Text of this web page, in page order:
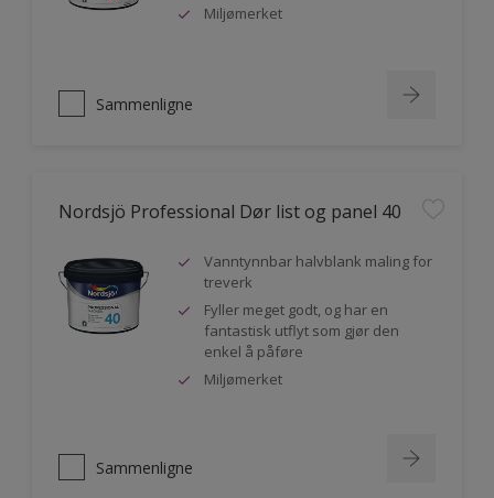
Miljømerket
Sammenligne
Nordsjö Professional Dør list og panel 40
Vanntynnbar halvblank maling for
treverk
Fyller meget godt, og har en
fantastisk utflyt som gjør den
enkel å påføre
Miljømerket
Sammenligne